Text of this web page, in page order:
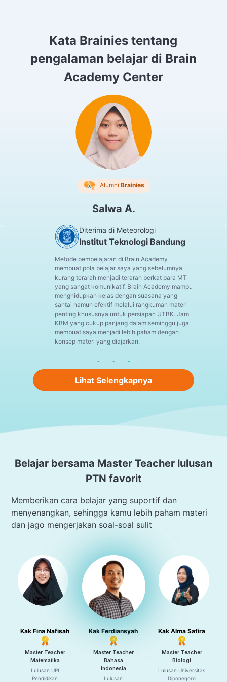
Kata Brainies tentang
pengalaman belajar di Brain
Academy Center
Alumni Brainies
Salwa A.
Diterima di Meteorologi
Institut Teknologi Bandung
Metode pembelajaran di Brain Academy
membuat pola belajar saya yang sebelumnya
kurang terarah menjadi terarah berkat para MT
yang sangat komunikatif. Brain Academy mampu
menghidupkan kelas dengan suasana yang
santai namun efektif melalui rangkuman materi
penting khususnya untuk persiapan UTBK. Jam
KBM yang cukup panjang dalam seminggu juga
membuat saya menjadi lebih paham dengan
konsep materi yang diajarkan.
Lihat Selengkapnya
Belajar bersama Master Teacher lulusan
PTN favorit
Memberikan cara belajar yang suportif dan
menyenangkan, sehingga kamu lebih paham materi
dan jago mengerjakan soal-soal sulit
Kak Fina Nafisah
Master Teacher
Matematika
Lulusan UPI
Pendidikan
Kak Ferdiansyah
Master Teacher
Bahasa
Indonesia
Lulusan
Kak Alma Safira
Master Teacher
Biologi
Lulusan Universitas
Diponegoro